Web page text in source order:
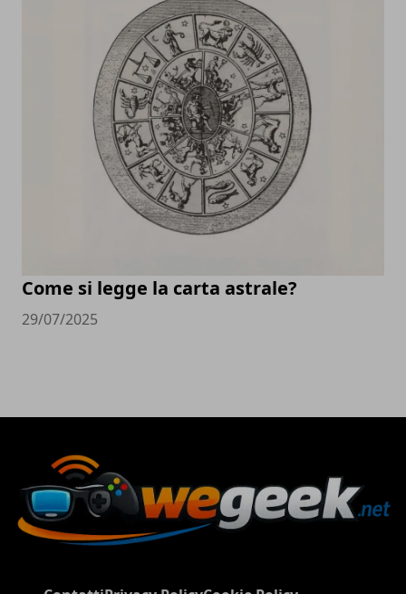
Come si legge la carta astrale?
29/07/2025